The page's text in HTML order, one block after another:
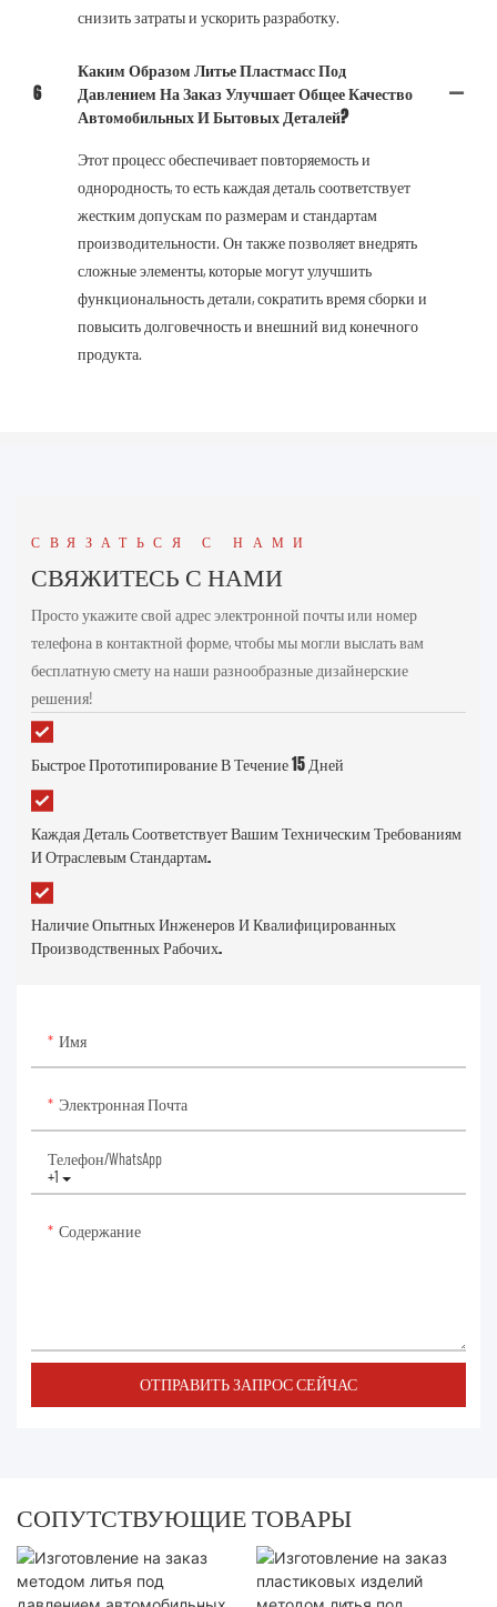
снизить затраты и ускорить разработку.
6
Каким Образом Литье Пластмасс Под
Давлением На Заказ Улучшает Общее Качество
Автомобильных И Бытовых Деталей?
Этот процесс обеспечивает повторяемость и
однородность, то есть каждая деталь соответствует
жестким допускам по размерам и стандартам
производительности. Он также позволяет внедрять
сложные элементы, которые могут улучшить
функциональность детали, сократить время сборки и
повысить долговечность и внешний вид конечного
продукта.
СВЯЗАТЬСЯ С НАМИ
СВЯЖИТЕСЬ С НАМИ
Просто укажите свой адрес электронной почты или номер
телефона в контактной форме, чтобы мы могли выслать вам
бесплатную смету на наши разнообразные дизайнерские
решения!
Быстрое Прототипирование В Течение 15 Дней
Каждая Деталь Соответствует Вашим Техническим Требованиям
И Отраслевым Стандартам.
Наличие Опытных Инженеров И Квалифицированных
Производственных Рабочих.
Имя
Электронная Почта
+1
Телефон/WhatsApp
Содержание
ОТПРАВИТЬ ЗАПРОС СЕЙЧАС
СОПУТСТВУЮЩИЕ ТОВАРЫ